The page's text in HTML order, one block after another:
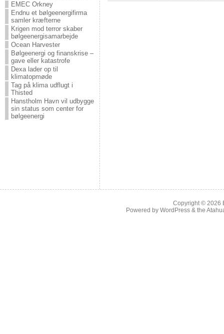
EMEC Orkney
Endnu et bølgeenergifirma
samler kræfterne
Krigen mod terror skaber
bølgeenergisamarbejde
Ocean Harvester
Bølgeenergi og finanskrise –
gave eller katastrofe
Dexa lader op til
klimatopmøde
Tag på klima udflugt i
Thisted
Hanstholm Havn vil udbygge
sin status som center for
bølgeenergi
Copyright © 2026
Powered by WordPress & the